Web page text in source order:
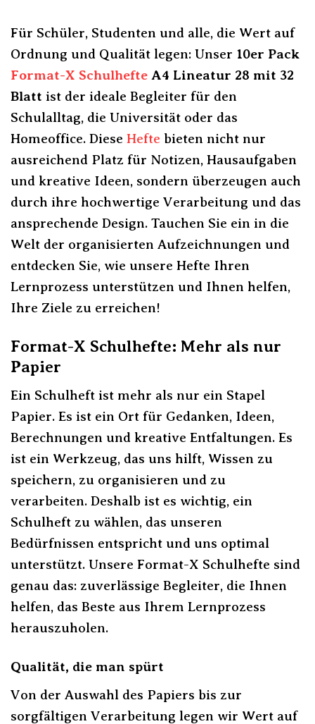
Für Schüler, Studenten und alle, die Wert auf
Ordnung und Qualität legen: Unser 10er Pack
Format-X Schulhefte A4 Lineatur 28 mit 32
Blatt ist der ideale Begleiter für den
Schulalltag, die Universität oder das
Homeoffice. Diese Hefte bieten nicht nur
ausreichend Platz für Notizen, Hausaufgaben
und kreative Ideen, sondern überzeugen auch
durch ihre hochwertige Verarbeitung und das
ansprechende Design. Tauchen Sie ein in die
Welt der organisierten Aufzeichnungen und
entdecken Sie, wie unsere Hefte Ihren
Lernprozess unterstützen und Ihnen helfen,
Ihre Ziele zu erreichen!
Format-X Schulhefte: Mehr als nur
Papier
Ein Schulheft ist mehr als nur ein Stapel
Papier. Es ist ein Ort für Gedanken, Ideen,
Berechnungen und kreative Entfaltungen. Es
ist ein Werkzeug, das uns hilft, Wissen zu
speichern, zu organisieren und zu
verarbeiten. Deshalb ist es wichtig, ein
Schulheft zu wählen, das unseren
Bedürfnissen entspricht und uns optimal
unterstützt. Unsere Format-X Schulhefte sind
genau das: zuverlässige Begleiter, die Ihnen
helfen, das Beste aus Ihrem Lernprozess
herauszuholen.
Qualität, die man spürt
Von der Auswahl des Papiers bis zur
sorgfältigen Verarbeitung legen wir Wert auf